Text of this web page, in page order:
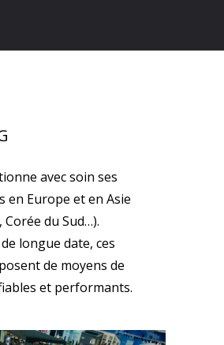
avec soin ses
en Europe et en Asie
Corée du Sud…).
longue date, ces
de moyens de
et performants.